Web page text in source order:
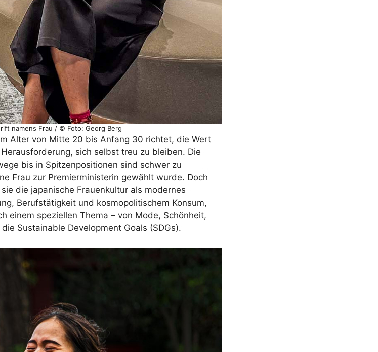
namens Frau / © Foto: Georg Berg
Alter von Mitte 20 bis Anfang 30 richtet, die Wert
sich selbst treu zu bleiben. Die
bis in Spitzenpositionen sind schwer zu
Frau zur Premierministerin gewählt wurde. Doch
die japanische Frauenkultur als modernes
Berufstätigkeit und kosmopolitischem Konsum,
einem speziellen Thema – von Mode, Schönheit,
Sustainable Development Goals (SDGs).